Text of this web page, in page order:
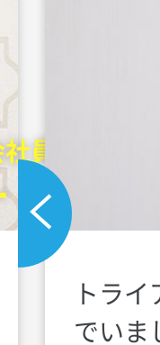
員
祥一 様
トラ
でいま